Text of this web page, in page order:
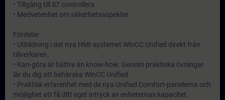
• Tillgång till S7 controllers
• Medvetenhet om säkerhetsaspekter
Fördelar
• Utbildning i det nya HMI-systemet WinCC Unified direkt från
tillverkaren.
• Kan-göra är bättre än know-how. Genom praktiska övningar
lär du dig att behärska WinCC Unified.
• Praktisk erfarenhet med de nya Unified Comfort-panelerna och
möjlighet att få ditt eget intryck av enheternas kapacitet.